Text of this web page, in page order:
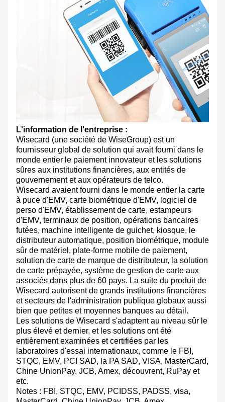
L'information de l'entreprise :
Wisecard (une société de WiseGroup) est un
fournisseur global de solution qui avait fourni dans le
monde entier le paiement innovateur et les solutions
sûres aux institutions financières, aux entités de
gouvernement et aux opérateurs de telco.
Wisecard avaient fourni dans le monde entier la carte
à puce d'EMV, carte biométrique d'EMV, logiciel de
perso d'EMV, établissement de carte, estampeurs
d'EMV, terminaux de position, opérations bancaires
futées, machine intelligente de guichet, kiosque, le
distributeur automatique, position biométrique, module
sûr de matériel, plate-forme mobile de paiement,
solution de carte de marque de distributeur, la solution
de carte prépayée, système de gestion de carte aux
associés dans plus de 60 pays. La suite du produit de
Wisecard autorisent de grands institutions financières
et secteurs de l'administration publique globaux aussi
bien que petites et moyennes banques au détail.
Les solutions de Wisecard s'adaptent au niveau sûr le
plus élevé et dernier, et les solutions ont été
entièrement examinées et certifiées par les
laboratoires d'essai internationaux, comme le FBI,
STQC, EMV, PCI SAD, la PA SAD, VISA, MasterCard,
Chine UnionPay, JCB, Amex, découvrent, RuPay et
etc.
Notes : FBI, STQC, EMV, PCIDSS, PADSS, visa,